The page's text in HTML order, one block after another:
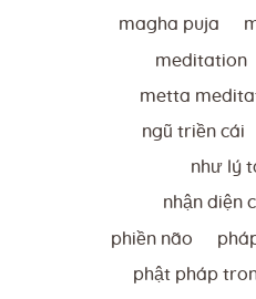
magha puja
meditation
metta
ngũ triền cái
như lý
nhận diện
phiền não
phật pháp